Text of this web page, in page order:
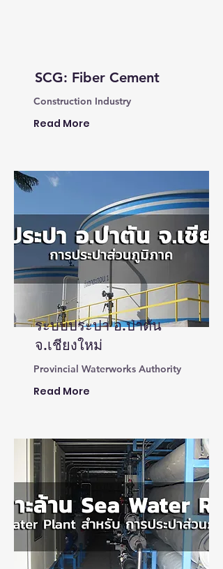
SCG: Fiber Cement
Construction Industry
Read More
ระบบประปา อ.ป่าตัน
จ.เชียงใหม่
Provincial Waterworks Authority
Read More